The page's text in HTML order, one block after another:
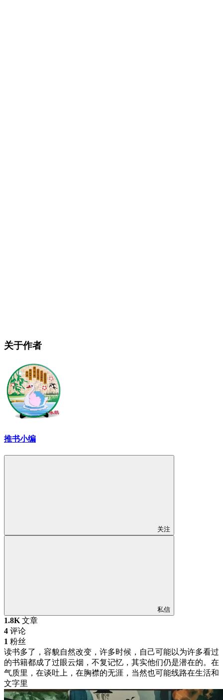
关于作者
推书小编
关注
私信
1.8K 文章
4 评论
1 粉丝
读书多了，容貌自然改变，许多时候，自己可能以为许多看过
的书籍都成了过眼云烟，不复记忆，其实他们仍是潜在的。在
气质里，在谈吐上，在胸襟的无涯，当然也可能线路在生活和
文字里